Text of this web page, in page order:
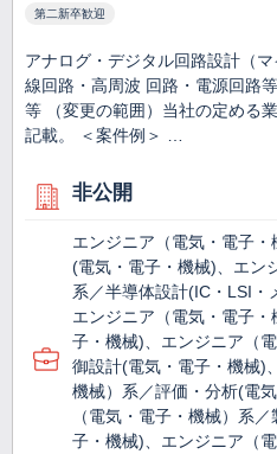
第二新卒歓迎
アナログ・デジタル回路設計（
線回路・高周波 回路・電源回路
等 （変更の範囲）当社の定める
記載。 ＜案件例＞ …
非公開
エンジニア（電気・電子
(電気・電子・機械)、エン
系／半導体設計(IC・LSI・
エンジニア（電気・電子
子・機械)、エンジニア（
御設計(電気・電子・機械)
機械）系／評価・分析(電
（電気・電子・機械）系
子・機械)、エンジニア（